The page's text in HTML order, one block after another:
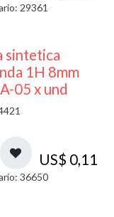
29361
sintetica
1H 8mm
05 x und
US$ 0,11
36650